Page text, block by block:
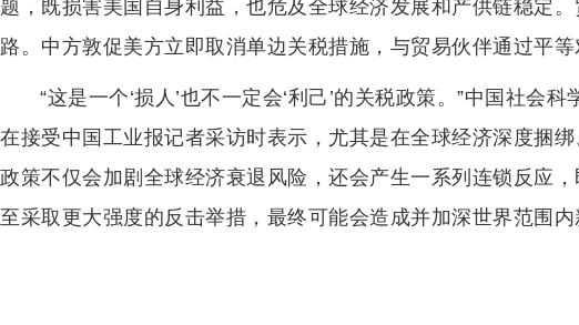
题，既损害美国自身利益，也危及全球经济发展和产供链稳定
路。中方敦促美方立即取消单边关税措施，与贸易伙伴通过平等
“这是一个‘损人’也不一定会‘利己’的关税政策。”中国社会
在接受中国工业报记者采访时表示，尤其是在全球经济深度捆
政策不仅会加剧全球经济衰退风险，还会产生一系列连锁反应
至采取更大强度的反击举措，最终可能会造成并加深世界范围内